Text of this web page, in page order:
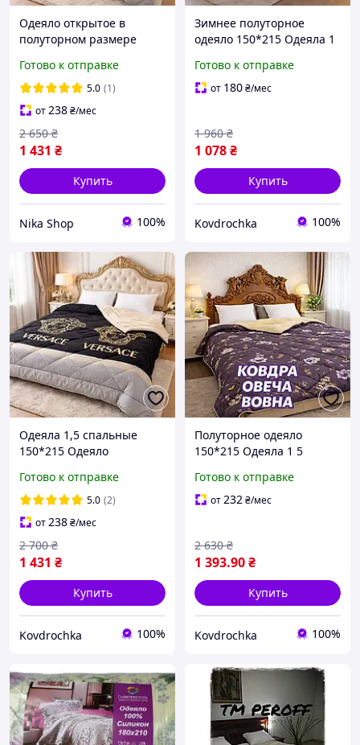
Одеяло открытое в
полуторном размере
покрывало
двухстороннее
шерстяное Одеяла 1 5
спальные качественные
Готово к отправке
5.0 (1)
от238₴/мес
1 431 ₴
2 650 ₴
Купить
Nika Shop 100%
Зимнее полуторное
одеяло 150*215 Одеяла 1
одеяло хорошего
качества
Готово к отправке
от 180₴/мес
1 078₴
1 960 ₴
Купить
Kovdrochka 100%
Одеяла 1,5 спальные
150*215 Одеяло
Одеяло полуторное
качественное
Готово к отправке
5.0 (2)
от238₴/мес
1 431 ₴
2 700 ₴
Купить
Kovdrochka 100%
Полуторное одеяло
150*215 Одеяла 1 5
полуторное зимнее
Шерстяные одеяла от
Готово к отправке
от232₴/мес
1 393.90₴
2 630 ₴
Купить
Kovdrochka 100%